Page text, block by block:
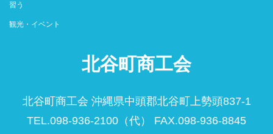
習う
観光・イベント
北谷町商工会
北谷町商工会 沖縄県中頭郡北谷町上勢頭837-1
TEL.098-936-2100（代） FAX.098-936-8845